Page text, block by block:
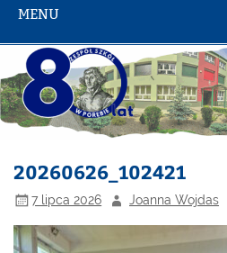
MENU
20260626_102421
7 lipca 2026 Joanna Wojdas